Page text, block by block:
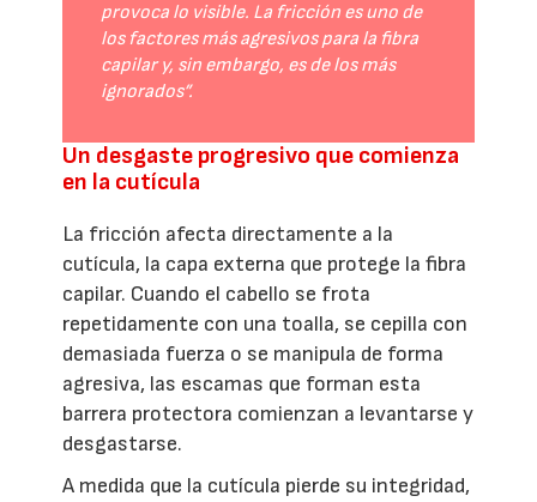
provoca lo visible. La fricción es uno de
los factores más agresivos para la fibra
capilar y, sin embargo, es de los más
ignorados”.
Un desgaste progresivo que comienza
en la cutícula
La fricción afecta directamente a la
cutícula, la capa externa que protege la fibra
capilar. Cuando el cabello se frota
repetidamente con una toalla, se cepilla con
demasiada fuerza o se manipula de forma
agresiva, las escamas que forman esta
barrera protectora comienzan a levantarse y
desgastarse.
A medida que la cutícula pierde su integridad,